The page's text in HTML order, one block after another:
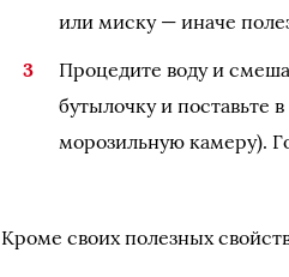
или миску — иначе
Процедите воду и
бутылочку и поставьте
морозильную камеру).
Кроме своих полезных